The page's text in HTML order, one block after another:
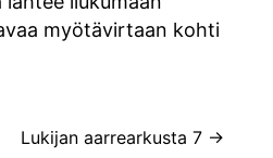
myötävirtaan kohti
Lukijan aarrearkusta 7 →